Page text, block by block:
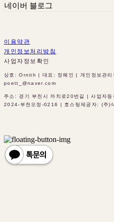
네이버 블로그
이용약관
개인정보처리방침
사업자정보확인
상호: Ornith | 대표: 정혜인 | 개인정보관리
poett_@naver.com
주소: 경기 부천시 까치로20번길 | 사업자
2024-부천오정-0216
| 호스팅제공자: (주)